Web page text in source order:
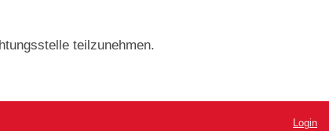
teilzunehmen.
Login